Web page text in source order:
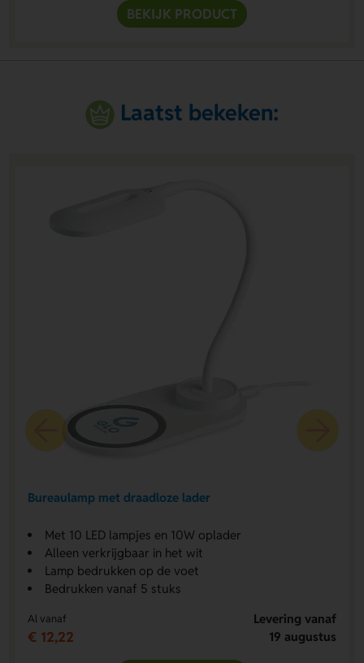
BEKIJK PRODUCT
Laatst bekeken:
Bureaulamp met draadloze lader
Met 10 LED lampjes en 10W oplader
Alleen verkrijgbaar in het wit
Lamp bedrukken op de voet
Bedrukken vanaf 5 stuks
Al vanaf
€ 12,22
Levering vanaf
19 augustus